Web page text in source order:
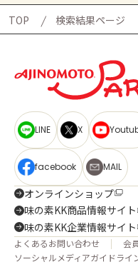
TOP 検索結果ページ
LINE X
facebook MAIL
オンラインショップ
味の素KK商品情報サイト
味の素KK企業情報サイト
よくあるお問い合わせ
会
ソーシャルメディアガイドライ